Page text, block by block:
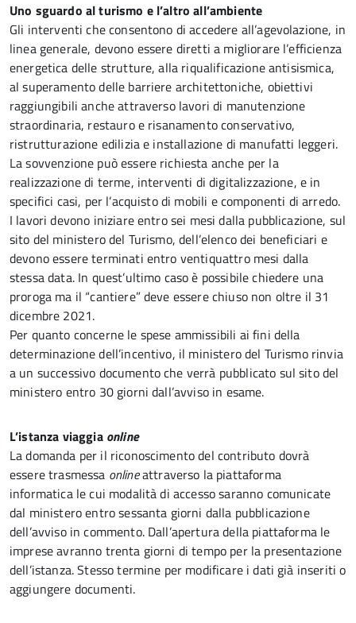
Uno sguardo al turismo e l’altro all’ambiente
Gli interventi che consentono di accedere all’agevolazione, in
linea generale, devono essere diretti a migliorare l’efficienza
energetica delle strutture, alla riqualificazione antisismica,
al superamento delle barriere architettoniche, obiettivi
raggiungibili anche attraverso lavori di manutenzione
straordinaria, restauro e risanamento conservativo,
ristrutturazione edilizia e installazione di manufatti leggeri.
La sovvenzione può essere richiesta anche per la
realizzazione di terme, interventi di digitalizzazione, e in
specifici casi, per l’acquisto di mobili e componenti di arredo.
I lavori devono iniziare entro sei mesi dalla pubblicazione, sul
sito del ministero del Turismo, dell’elenco dei beneficiari e
devono essere terminati entro ventiquattro mesi dalla
stessa data. In quest’ultimo caso è possibile chiedere una
proroga ma il “cantiere” deve essere chiuso non oltre il 31
dicembre 2021.
Per quanto concerne le spese ammissibili ai fini della
determinazione dell’incentivo, il ministero del Turismo rinvia
a un successivo documento che verrà pubblicato sul sito del
ministero entro 30 giorni dall’avviso in esame.
L’istanza viaggia online
La domanda per il riconoscimento del contributo dovrà
essere trasmessa onlineattraverso la piattaforma
informatica le cui modalità di accesso saranno comunicate
dal ministero entro sessanta giorni dalla pubblicazione
dell’avviso in commento. Dall’apertura della piattaforma le
imprese avranno trenta giorni di tempo per la presentazione
dell’istanza. Stesso termine per modificare i dati già inseriti o
aggiungere documenti.